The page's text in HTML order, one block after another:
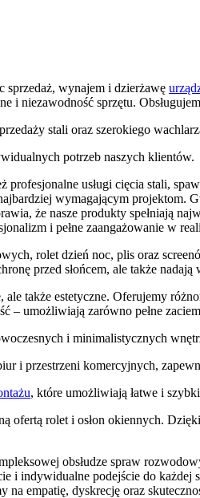
wynajem i dzierżawę
i niezawodność sprzętu.
stali oraz szerokiego
potrzeb naszych klientów.
usługi cięcia stali,
wymagającym
że nasze produkty spełniają
i pełne zaangażowanie w
rolet dzień noc, plis oraz
przed słońcem, ale także
także estetyczne. Oferujemy
– umożliwiają zarówno pełne
i minimalistycznych
i przestrzeni komercyjnych,
, które umożliwiają łatwe i
ofertą rolet i osłon okiennych.
obsłudze spraw
i indywidualne podejście do każdej
empatię, dyskrecję oraz